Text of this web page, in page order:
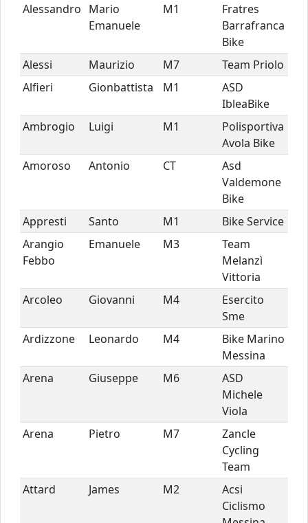
Alessandro Mario
Emanuele
M1
Fratres
Barrafranca
Bike
Alessi
Maurizio M7
Team Priolo
Alfieri
Gionbattista M1
ASD
IbleaBike
Ambrogio
Luigi M1
Polisportiva
Avola Bike
Amoroso
Antonio CT
Asd
Valdemone
Bike
Appresti
Santo M1
Bike Service
Arangio
Febbo
Emanuele M3
Team
Melanzì
Vittoria
Arcoleo
Giovanni M4
Esercito
Sme
Ardizzone
Leonardo M4
Bike Marino
Messina
Arena
Giuseppe M6
ASD
Michele
Viola
Arena
Pietro M7
Zancle
Cycling
Team
Attard
James M2
Acsi
Ciclismo